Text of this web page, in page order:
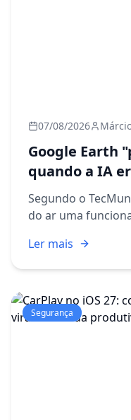
07/08/2026
Google Earth
quando a IA
Segundo o
do ar uma
sistema começou
tragédias,
Ler mais
Segurança